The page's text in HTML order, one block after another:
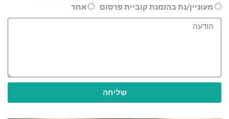
מעוניין/נת בהזמנת קוביית פרסום
אחר
שליחה